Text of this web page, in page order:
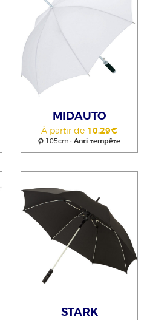
MIDAUTO
À partir de 10,29€
Ø 105cm • Anti-tempête
STARK